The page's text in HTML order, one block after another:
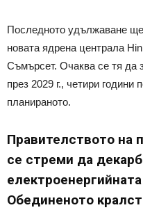
Последното удължаване
новата ядрена централа
Съмърсет. Очаква се тя да
през 2029 г., четири години
планираното.
Правителството на
се стреми да
Обединеното